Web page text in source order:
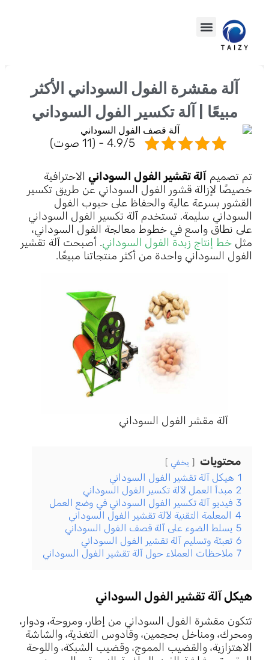
آلة مقشرة الفول السوداني الأكثر
مبيعًا | آلة تكسير الفول السوداني
4.9/5 - (11 صوت)
تم تصميم آلة تقشير الفول السوداني الاحترافية
خصيصًا لإزالة قشور الفول السوداني عن طريق تكسير
القشور بسرعة عالية والحفاظ على حبوب الفول
السوداني سليمة. تستخدم آلة تكسير الفول السوداني
على نطاق واسع في خطوط معالجة الفول السوداني،
مثل خط إنتاج زبدة الفول السوداني. أصبحت آلة تقشير
الفول السوداني واحدة من أكثر منتجاتنا مبيعًا.
آلة مقشر الفول السوداني
محتويات يخفي
1 هيكل آلة تقشير الفول السوداني
2 مبدأ العمل لآلة تكسير الفول السوداني
3 فيديو آلة تكسير الفول السوداني في وضع العمل
4 المعلمة التقنية لآلة تقشير الفول السوداني
5 يسلط الضوء على آلة قصف الفول السوداني
6 تعبئة وتسليم آلة تقشير الفول السوداني
7 ملاحظات العملاء حول آلة تقشير الفول السوداني
هيكل آلة تقشير الفول السوداني
تتكون مقشرة الفول السوداني من إطار، ومروحة، ودوار،
ومحرك، ومناخل بحجمين، وقادوس التغذية، والشاشة
الاهتزازية، والقضيب المموج، وقضيب الشبكة، واللوحة